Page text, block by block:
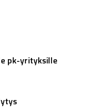
pk-yrityksille